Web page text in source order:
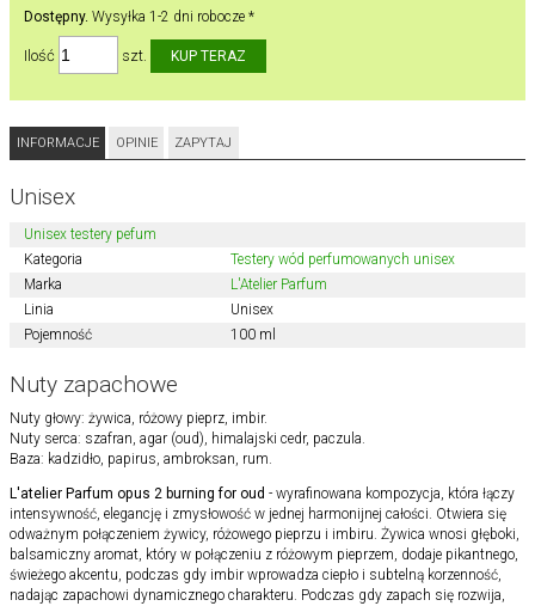
Dostępny. Wysyłka 1-2 dni robocze *
Ilość szt.
INFORMACJE OPINIE ZAPYTAJ
Unisex
Unisex testery pefum
Kategoria
Testery wód perfumowanych unisex
Marka
L'Atelier Parfum
Linia
Unisex
Pojemność
100 ml
Nuty zapachowe
Nuty głowy: żywica, różowy pieprz, imbir.
Nuty serca: szafran, agar (oud), himalajski cedr, paczula.
Baza: kadzidło, papirus, ambroksan, rum.
L'atelier Parfum opus 2 burning for oud - wyrafinowana kompozycja, która łączy
intensywność, elegancję i zmysłowość w jednej harmonijnej całości. Otwiera się
odważnym połączeniem żywicy, różowego pieprzu i imbiru. Żywica wnosi głęboki,
balsamiczny aromat, który w połączeniu z różowym pieprzem, dodaje pikantnego,
świeżego akcentu, podczas gdy imbir wprowadza ciepło i subtelną korzenność,
nadając zapachowi dynamicznego charakteru. Podczas gdy zapach się rozwija,